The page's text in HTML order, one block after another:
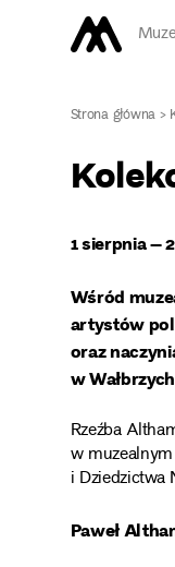
Strona główna>
1 sierpnia –
Wśród
artystów
oraz
w
Rzeźba
w
i Dziedzictwa
Paweł